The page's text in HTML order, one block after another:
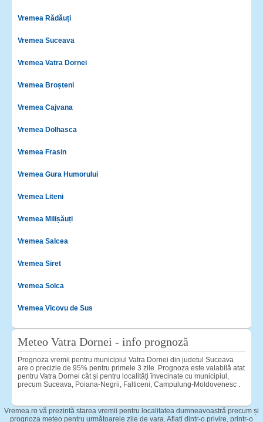
Vremea Rădăuți
Vremea Suceava
Vremea Vatra Dornei
Vremea Broșteni
Vremea Cajvana
Vremea Dolhasca
Vremea Frasin
Vremea Gura Humorului
Vremea Liteni
Vremea Milișăuți
Vremea Salcea
Vremea Siret
Vremea Solca
Vremea Vicovu de Sus
Meteo Vatra Dornei - info prognoză
Prognoza vremii pentru municipiul Vatra Dornei din judetul Suceava
are o precizie de 95% pentru primele 3 zile. Prognoza este valabilă atat
pentru Vatra Dornei cât și pentru localități învecinate cu municipiul,
precum Suceava, Poiana-Negrii, Falticeni, Campulung-Moldovenesc .
Vremea.ro vă prezintă starea vremii pentru localitatea dumneavoastră precum și
prognoza meteo pentru următoarele zile de vara. Aflați dintr-o privire, printr-o